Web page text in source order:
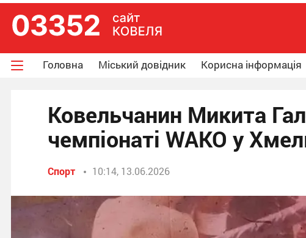
Головна Міський довідник Корисна інформація
Ковельчанин Микита
чемпіонаті WAKO у
Спорт 10:14, 13.06.2026